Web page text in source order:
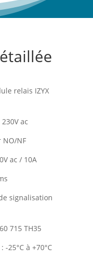
relais IZYX
ac
NO/NF
ac / 10A
signalisation
715 TH35
25°C à +70°C